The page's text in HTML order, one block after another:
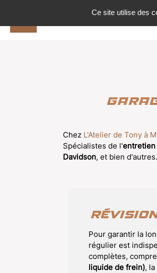
Ce site utilise des
Chez L'Atelier de Tony à
Spécialistes de l'entretien
Davidson, et bien
Pour garantir la
régulier est
complètes,
liquide de frein), la